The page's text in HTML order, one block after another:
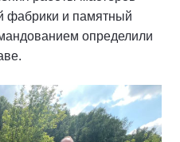
фабрики и памятный
определили